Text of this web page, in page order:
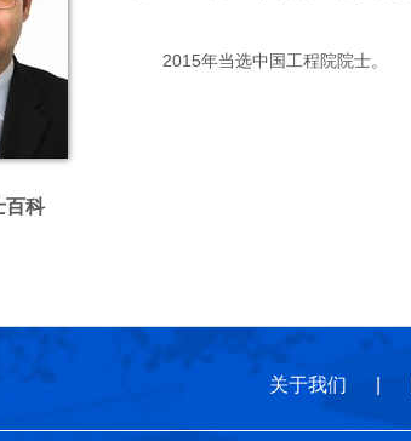
百科
2015年当选中国工程院院士。
关于我们